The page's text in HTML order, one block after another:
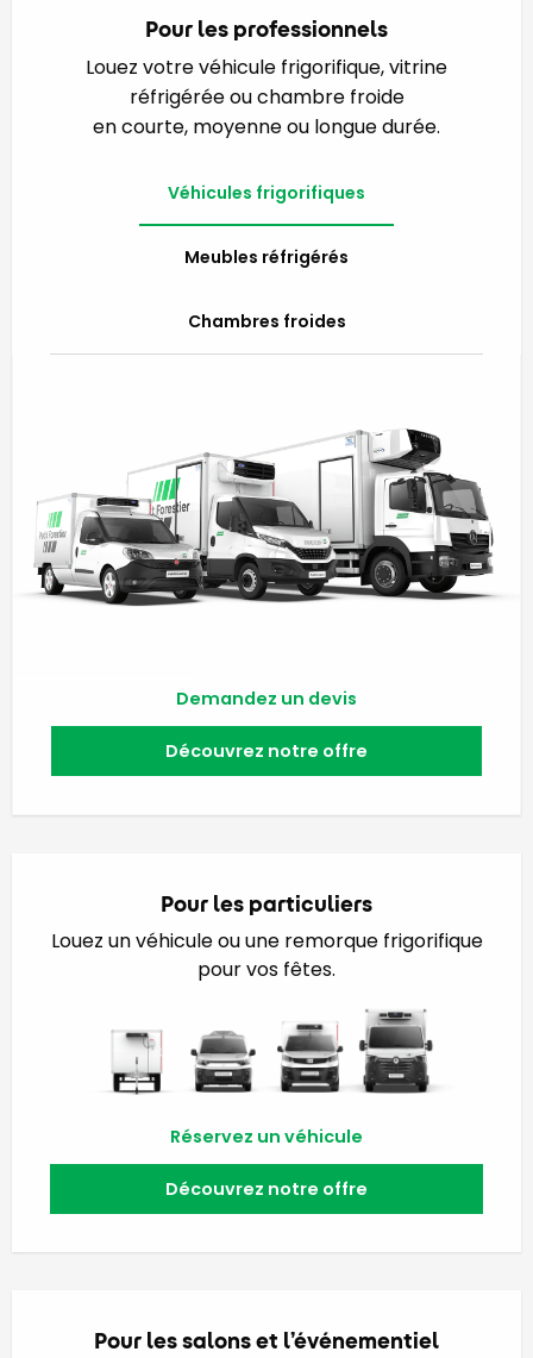
Pour les professionnels
Louez votre véhicule frigorifique, vitrine
réfrigérée ou chambre froide
en courte, moyenne ou longue durée.
Véhicules frigorifiques
Meubles réfrigérés
Chambres froides
Demandez un devis
Découvrez notre offre
Pour les particuliers
Louez un véhicule ou une remorque frigorifique
pour vos fêtes.
Réservez un véhicule
Découvrez notre offre
Pour les salons et l’événementiel